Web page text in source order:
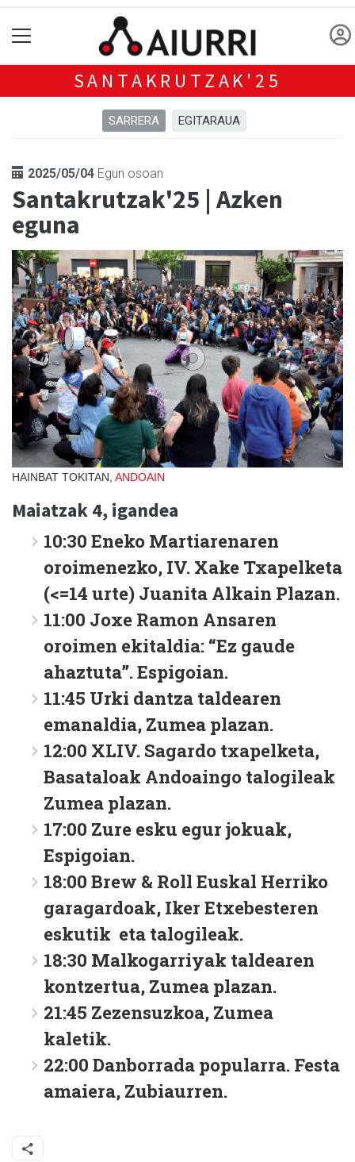
SANTAKRUTZAK'25
SARRERA EGITARAUA
2025/05/04 Egun osoan
Santakrutzak'25 | Azken
eguna
HAINBAT TOKITAN, ANDOAIN
Maiatzak 4, igandea
10:30 Eneko Martiarenaren
oroimenezko, IV. Xake Txapelketa
(<=14 urte) Juanita Alkain Plazan.
11:00 Joxe Ramon Ansaren
oroimen ekitaldia: “Ez gaude
ahaztuta”. Espigoian.
11:45 Urki dantza taldearen
emanaldia, Zumea plazan.
12:00 XLIV. Sagardo txapelketa,
Basataloak Andoaingo talogileak
Zumea plazan.
17:00 Zure esku egur jokuak,
Espigoian.
18:00 Brew & Roll Euskal Herriko
garagardoak, Iker Etxebesteren
eskutik eta talogileak.
18:30 Malkogarriyak taldearen
kontzertua, Zumea plazan.
21:45 Zezensuzkoa, Zumea
kaletik.
22:00 Danborrada popularra. Festa
amaiera, Zubiaurren.